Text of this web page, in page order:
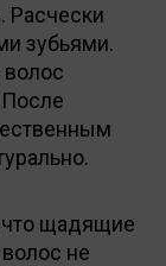
Расчески
зубьями.
щадящие
не